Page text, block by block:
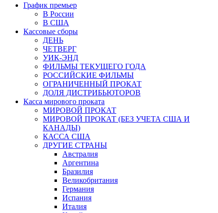
График премьер
В России
В США
Кассовые сборы
ДЕНЬ
ЧЕТВЕРГ
УИК-ЭНД
ФИЛЬМЫ ТЕКУЩЕГО ГОДА
РОССИЙСКИЕ ФИЛЬМЫ
ОГРАНИЧЕННЫЙ ПРОКАТ
ДОЛЯ ДИСТРИБЬЮТОРОВ
Касса мирового проката
МИРОВОЙ ПРОКАТ
МИРОВОЙ ПРОКАТ (БЕЗ УЧЕТА США И
КАНАДЫ)
КАССА США
ДРУГИЕ СТРАНЫ
Австралия
Аргентина
Бразилия
Великобритания
Германия
Испания
Италия